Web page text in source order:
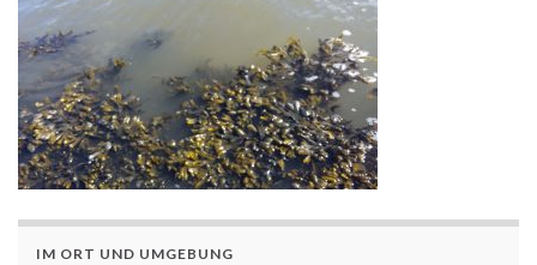
IM ORT UND UMGEBUNG